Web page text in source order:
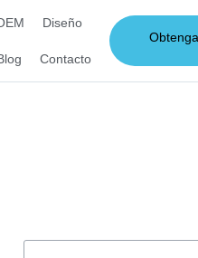
Diseño
Contacto